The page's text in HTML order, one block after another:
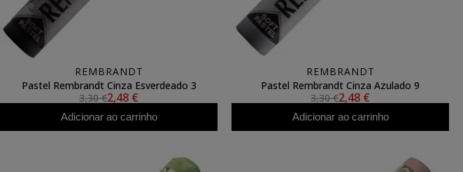
REMBRANDT
Pastel Rembrandt Cinza Esverdeado 3
3,30 €2,48 €
Adicionar ao carrinho
REMBRANDT
Pastel Rembrandt Cinza Azulado 9
3,30 €2,48 €
Adicionar ao carrinho